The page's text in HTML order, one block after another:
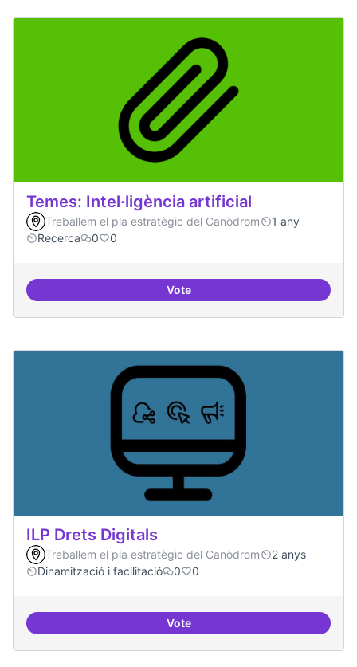
Temes: Intel·ligència artificial
Treballem el pla estratègic del Canòdrom
1 any
Recerca
0 0
VoteTemes: Intel·ligència artificial
ILP Drets Digitals
Treballem el pla estratègic del Canòdrom
2 anys
Dinamització i facilitació
0 0
VoteILP Drets Digitals